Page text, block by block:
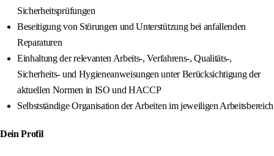
Sicherheitsprüfungen
Beseitigung von Störungen und Unterstützung bei anfallenden
Reparaturen
Einhaltung der relevanten Arbeits-, Verfahrens-, Qualitäts-,
Sicherheits- und Hygieneanweisungen unter Berücksichtigung der
aktuellen Normen in ISO und HACCP
Selbstständige Organisation der Arbeiten im jeweiligen Arbeitsbereich
Dein Profil